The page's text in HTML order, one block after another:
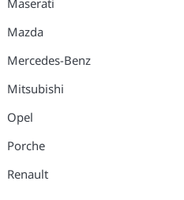
Maserati
Mazda
Mercedes-Benz
Mitsubishi
Opel
Porche
Renault